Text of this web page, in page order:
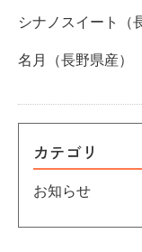
シナノスイート（
名月（長野県産）
カテゴリ
お知らせ